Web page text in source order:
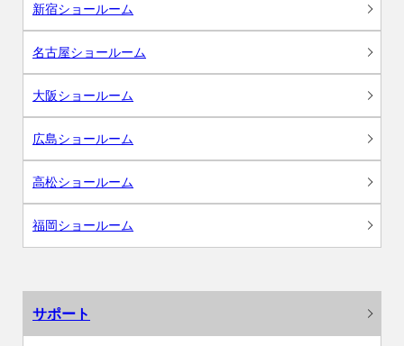
新宿ショールーム
名古屋ショールーム
大阪ショールーム
広島ショールーム
高松ショールーム
福岡ショールーム
サポート